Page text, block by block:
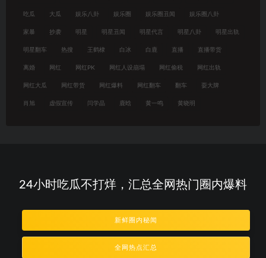
吃瓜 大瓜 娱乐八卦 娱乐圈 娱乐圈丑闻 娱乐圈八卦
家暴 抄袭 明星 明星丑闻 明星代言 明星八卦 明星出轨
明星翻车 热搜 王鹤棣 白冰 白鹿 直播 直播带货
离婚 网红 网红PK 网红人设崩塌 网红偷税 网红出轨
网红大瓜 网红带货 网红爆料 网红翻车 翻车 耍大牌
肖旭 虚假宣传 闫学晶 鹿晗 黄一鸣 黄晓明
24小时吃瓜不打烊，汇总全网热门圈内爆料
新鲜圈内秘闻
全网热点汇总